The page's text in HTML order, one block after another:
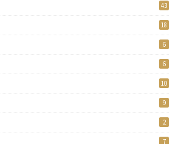
43
18
6
6
10
9
2
7